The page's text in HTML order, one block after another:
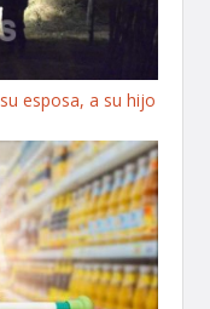
esposa, a su hijo